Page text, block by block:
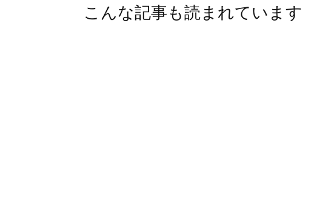
こんな記事も読まれています